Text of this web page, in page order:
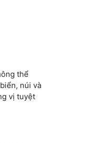
thể
núi và
vị tuyệt